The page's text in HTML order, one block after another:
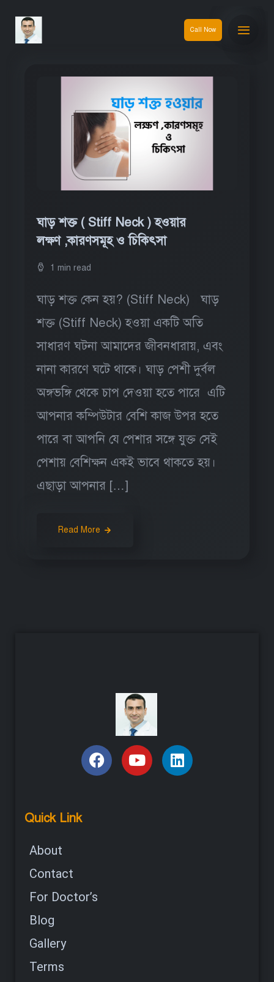
Call Now
ঘাড় শক্ত ( Stiff Neck ) হওয়ার
লক্ষণ ,কারণসমূহ ও চিকিৎসা
1 min read
ঘাড় শক্ত কেন হয়? (Stiff Neck) ঘাড়
শক্ত (Stiff Neck) হওয়া একটি অতি
সাধারণ ঘটনা আমাদের জীবনধারায়, এবং
নানা কারণে ঘটে থাকে। ঘাড় পেশী দুর্বল
অঙ্গভঙ্গি থেকে চাপ দেওয়া হতে পারে এটি
আপনার কম্পিউটার বেশি কাজ উপর হতে
পারে বা আপনি যে পেশার সঙ্গে যুক্ত সেই
পেশায় বেশিক্ষন একই ভাবে থাকতে হয়।
এছাড়া আপনার […]
Read More
Quick Link
About
Contact
For Doctor’s
Blog
Gallery
Terms